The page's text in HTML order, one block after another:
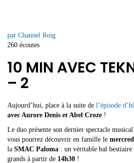
par Channel Roig
260 écoutes
10 MIN AVEC
– 2
Aujourd’hui, place à la suite de l’épisode
avec Aurore Denis et Abel Croze !
Le duo présente son dernier spectacle
vous pourrez découvrir en famille le
la SMAC Paloma : un véritable bal
grands à partir de 14h30 !